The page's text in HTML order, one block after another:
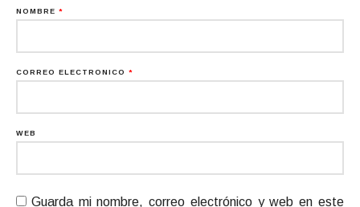
NOMBRE *
CORREO ELECTRÓNICO *
WEB
Guarda mi nombre, correo electrónico y web en este